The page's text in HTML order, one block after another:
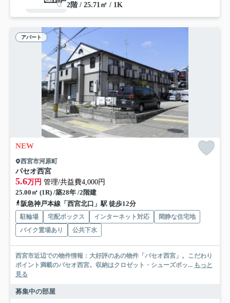
2階 / 25.71㎡ / 1K
アパート
NEW
西宮市河原町
パセオ西宮
5.6万円 管理/共益費4,000円
25.00㎡ (1R) /築28年 /2階建
阪急神戸本線「西宮北口」駅 徒歩12分
駐輪場 宅配ボックス インターネット対応
閑静な住宅地
バイク置場あり
公共下水
西宮市近辺での物件情報：大好評のあの物件「パセオ西宮」。こだわり
ポイント満載のパセオ西宮。収納はクロゼット・シューズボッ... もっと
見る
募集中の部屋